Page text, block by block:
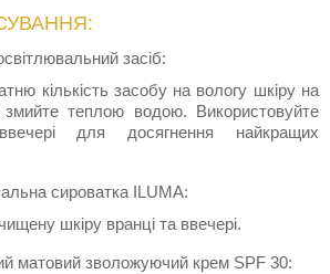
засіб:
кількість засобу на вологу шкіру на
теплою водою. Використовуйте
для досягнення найкращих
сироватка ILUMA:
шкіру вранці та ввечері.
матовий зволожуючий крем SPF 30: